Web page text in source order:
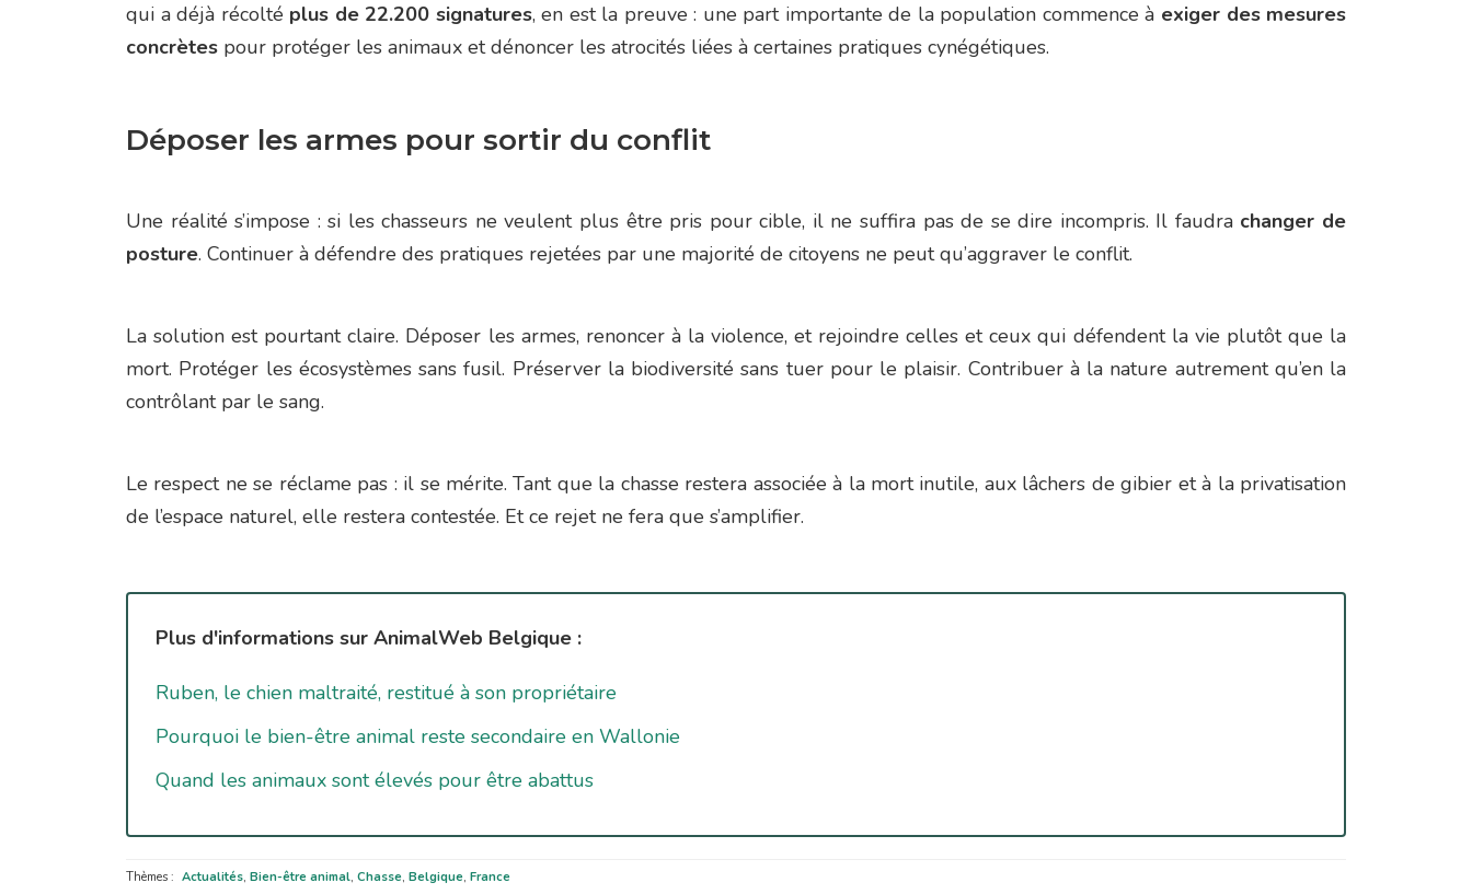
qui a déjà récolté plus de 22.200 signatures, en est la preuve : une part importante de la population commence à exiger des mesures
concrètes pour protéger les animaux et dénoncer les atrocités liées à certaines pratiques cynégétiques.
Déposer les armes pour sortir du conflit
Une réalité s’impose : si les chasseurs ne veulent plus être pris pour cible, il ne suffira pas de se dire incompris. Il faudra changer de
posture. Continuer à défendre des pratiques rejetées par une majorité de citoyens ne peut qu’aggraver le conflit.
La solution est pourtant claire. Déposer les armes, renoncer à la violence, et rejoindre celles et ceux qui défendent la vie plutôt que la
mort. Protéger les écosystèmes sans fusil. Préserver la biodiversité sans tuer pour le plaisir. Contribuer à la nature autrement qu’en la
contrôlant par le sang.
Le respect ne se réclame pas : il se mérite. Tant que la chasse restera associée à la mort inutile, aux lâchers de gibier et à la privatisation
de l’espace naturel, elle restera contestée. Et ce rejet ne fera que s’amplifier.
Plus d'informations sur AnimalWeb Belgique :
Ruben, le chien maltraité, restitué à son propriétaire
Pourquoi le bien-être animal reste secondaire en Wallonie
Quand les animaux sont élevés pour être abattus
Thèmes : Actualités, Bien-être animal, Chasse, Belgique, France